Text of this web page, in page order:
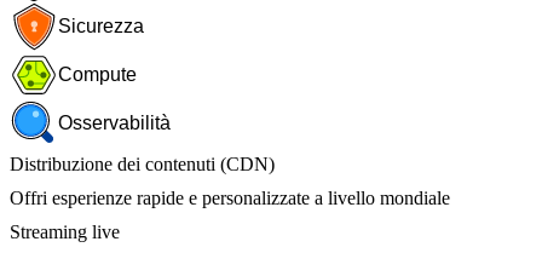
Sicurezza
Compute
Osservabilità
Distribuzione dei contenuti (CDN)
Offri esperienze rapide e personalizzate a livello mondiale
Streaming live